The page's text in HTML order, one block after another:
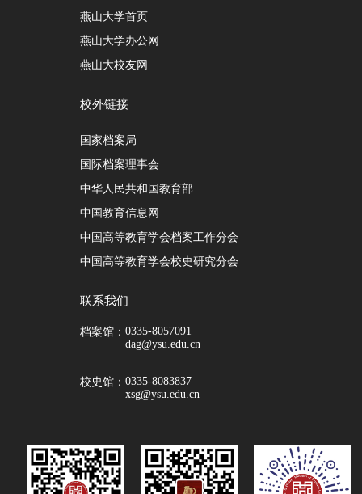
燕山大学首页
燕山大学办公网
燕山大校友网
校外链接
国家档案局
国际档案理事会
中华人民共和国教育部
中国教育信息网
中国高等教育学会档案工作分会
中国高等教育学会校史研究分会
联系我们
档案馆： 0335-8057091
dag@ysu.edu.cn
校史馆： 0335-8083837
xsg@ysu.edu.cn